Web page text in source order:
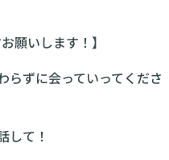
願いします！】
らずに会っていってくださ
して！